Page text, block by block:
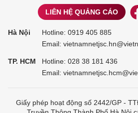
LIÊN HỆ QUẢNG CÁO
Hà Nội Hotline: 0919 405 885
Email:
TP. HCM Hotline: 028 38 181 436
Email:
Giấy phép hoạt động số 2442/GP -